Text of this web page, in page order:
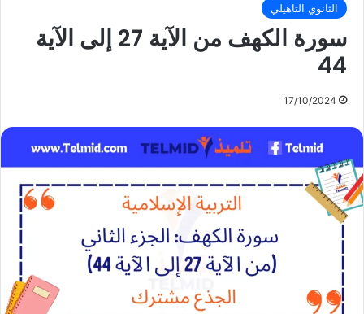
الثانوي التاهيلي
سورة الكهف من الآية 27 إلى الآية
44
17/10/2024